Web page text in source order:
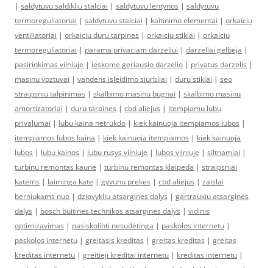
| saldytuvu saldikliu stalciai | saldytuvu lentynos | saldytuvu
termoreguliatoriai | saldytuvu stalciai | kaitinimo elementai | orkaiciu
ventiliatoriai | orkaiciu duru tarpines | orkaiciu stiklai | orkaiciu
termoreguliatoriai | parama privaciam darzeliui | darzeliai gelbeja |
pasirinkimas vilniuje | ieskome geriausio darzelio | privatus darzelis |
masinu voztuvai | vandens isleidimo siurbliai | duru stiklai | seo
straipsniu talpinimas | skalbimo masinu bugnai | skalbimo masinu
amortizatoriai | duru tarpines | cbd aliejus | itempiamu lubu
privalumai | lubu kaina netrukdo | kiek kainuoja itempiamos lubos |
itempiamos lubos kaina | kiek kainuoja itempiamos | kiek kainuoja
lubos | lubu kainos | lubu rusys vilniuje | lubos vilniuje | siltnamiai |
turbinu remontas kaune | turbinu remontas klaipeda | straipsniai
katems | laiminga kate | gyvunu prekes | cbd aliejus | zaislai
berniukams nuo | dziovykliu atsargines dalys | gartraukiu atsargines
dalys | bosch buitines technikos atsargines dalys | vidinis
optimizavimas | pasiskolinti nesudėtinga | paskolos internetu |
paskolos internetu | greitasis kreditas | greitas kreditas | greitas
kreditas internetu | greitieji kreditai internetu | kreditas internetu |